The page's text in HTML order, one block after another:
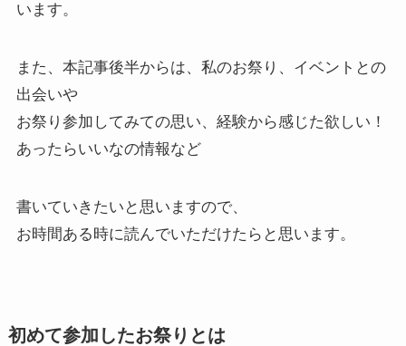
います。
また、本記事後半からは、私のお祭り、イベントとの
出会いや
お祭り参加してみての思い、経験から感じた欲しい！
あったらいいなの情報など
書いていきたいと思いますので、
お時間ある時に読んでいただけたらと思います。
初めて参加したお祭りとは